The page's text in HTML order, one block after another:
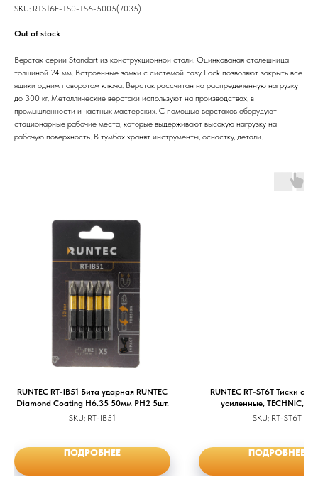
SKU: RTS16F-TS0-TS6-5005(7035)
Out of stock
Верстак серии Standart из конструкционной стали. Оцинкованая столешница
толщиной 24 мм. Встроенные замки с системой Easy Lock позволяют закрыть все
ящики одним поворотом ключа. Верстак рассчитан на распределенную нагрузку
до 300 кг. Металлические верстаки используют на производствах, в
промышленности и частных мастерских. С помощью верстаков оборудуют
стационарные рабочие места, которые выдерживают высокую нагрузку на
рабочую поверхность. В тумбах хранят инструменты, оснастку, детали.
RUNTEC RT-IB51 Бита ударная RUNTEC
Diamond Coating H6.35 50мм PH2 5шт.
SKU: RT-IB51
ПОДРОБНЕЕ
RUNTEC RT-ST6T Тиски
усиленные, TECHNIC,
SKU: RT-ST6T
ПОДРОБНЕЕ